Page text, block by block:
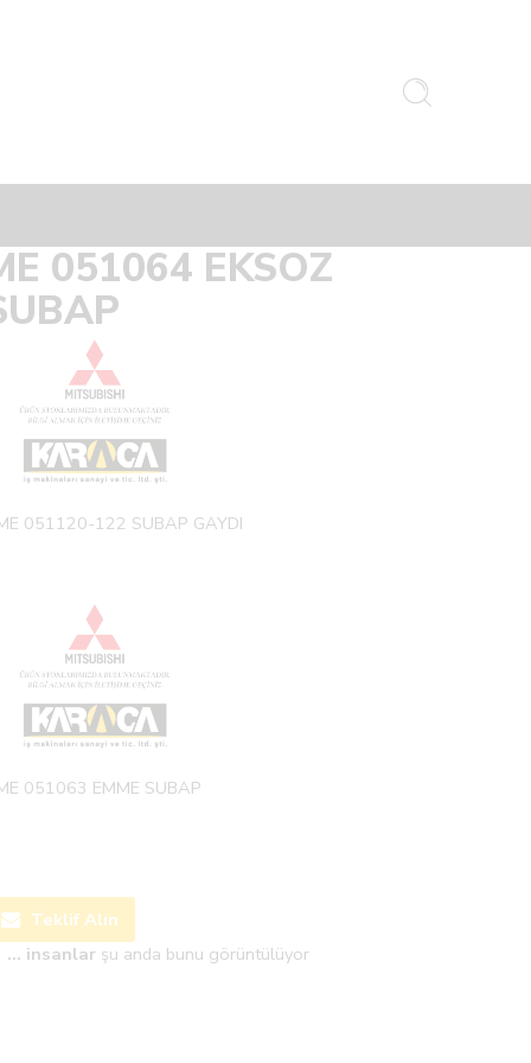
051064 EKSOZ
051120-122 SUBAP GAYDI
051063 EMME SUBAP
Teklif Alın
... insanlar şu anda bunu görüntülüyor